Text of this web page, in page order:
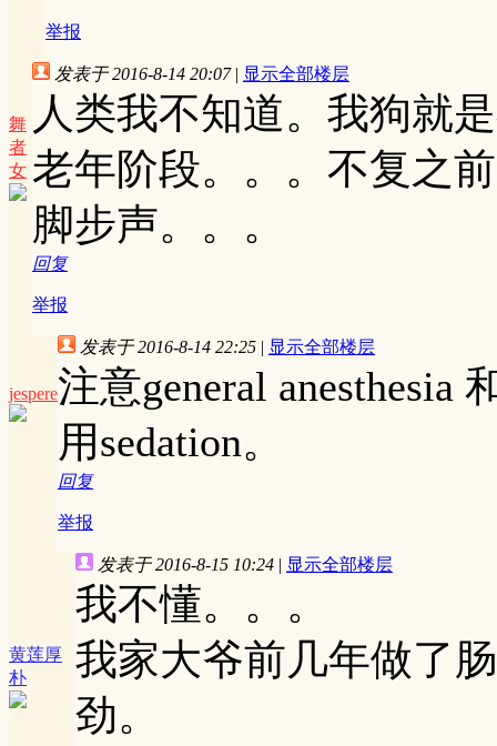
举报
舞
者
女
发表于 2016-8-14 20:07 | 显示全部楼层
人类我不知道。我狗就
老年阶段。。。不复之
脚步声。。。
回复
举报
jespere
发表于 2016-8-14 22:25 | 显示全部楼层
注意general anesthesia
用sedation。
回复
举报
黄莲厚
朴
发表于 2016-8-15 10:24 | 显示全部楼层
我不懂。。。
我家大爷前几年做了
劲。